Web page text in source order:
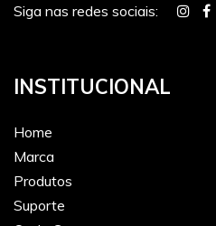
Siga nas redes sociais:
INSTITUCIONAL
Home
Marca
Produtos
Suporte